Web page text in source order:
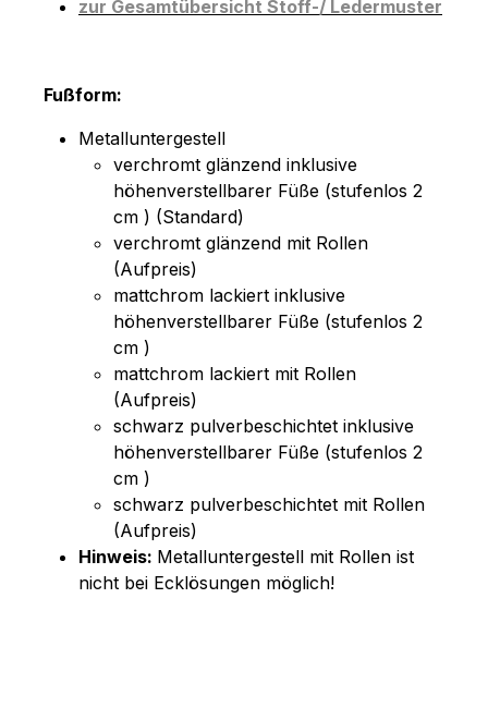
zur Gesamtübersicht Stoff-/ Ledermuster
Fußform:
Metalluntergestell
verchromt glänzend inklusive
höhenverstellbarer Füße (stufenlos 2
cm ) (Standard)
verchromt glänzend mit Rollen
(Aufpreis)
mattchrom lackiert inklusive
höhenverstellbarer Füße (stufenlos 2
cm )
mattchrom lackiert mit Rollen
(Aufpreis)
schwarz pulverbeschichtet inklusive
höhenverstellbarer Füße (stufenlos 2
cm )
schwarz pulverbeschichtet mit Rollen
(Aufpreis)
Hinweis: Metalluntergestell mit Rollen ist
nicht bei Ecklösungen möglich!